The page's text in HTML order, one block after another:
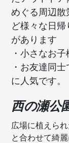
めぐる周辺散
ど様々な日
があります
・小さなお
・お友達同
に人気です。
西の瀬公
広場に植えら
と合わせて綺